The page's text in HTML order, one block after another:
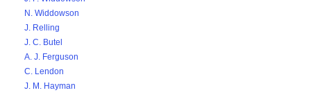
N. Widdowson
J. Relling
J. C. Butel
A. J. Ferguson
C. Lendon
J. M. Hayman